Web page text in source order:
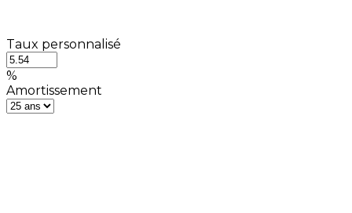
Taux personnalisé
%
Amortissement